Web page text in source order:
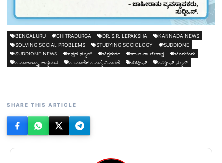
BENGALURU CHITRADURGA DR. S.R. LEPAKSHA
KANNADA NEWS
SOLVING SOCIAL PROBLEMS
STUDYING SOCIOLOGY
SUDDIONE
SUDDIONE NEWS
ಕನ್ನಡ ನ್ಯೂಸ್ ಚಿತ್ರದುರ್ಗ ಡಾ.ಸ.ರಾ.ಲೇಪಾಕ್ಷ
ಬೆಂಗಳೂರು
ಸಮಾಜಶಾಸ್ತ್ರ ಅಧ್ಯಯನ
ಸಾಮಾಜಿಕ ಸಮಸ್ಯೆ ನಿವಾರಣೆ ಸುದ್ದಿಒನ್ ಸುದ್ದಿಒನ್ ನ್ಯೂಸ್
SHARE THIS ARTICLE